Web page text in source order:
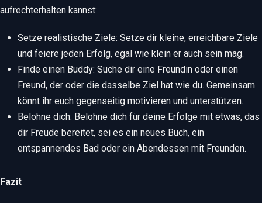
aufrechterhalten kannst:
Setze realistische Ziele: Setze dir kleine, erreichbare Ziele
und feiere jeden Erfolg, egal wie klein er auch sein mag.
Finde einen Buddy: Suche dir eine Freundin oder einen
Freund, der oder die dasselbe Ziel hat wie du. Gemeinsam
könnt ihr euch gegenseitig motivieren und unterstützen.
Belohne dich: Belohne dich für deine Erfolge mit etwas, das
dir Freude bereitet, sei es ein neues Buch, ein
entspannendes Bad oder ein Abendessen mit Freunden.
Fazit